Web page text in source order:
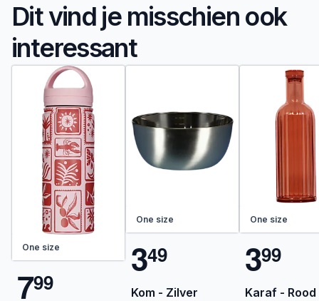
Dit vind je misschien ook
interessant
One size
799
One size
349
Kom - Zilver
One size
399
Karaf - Rood